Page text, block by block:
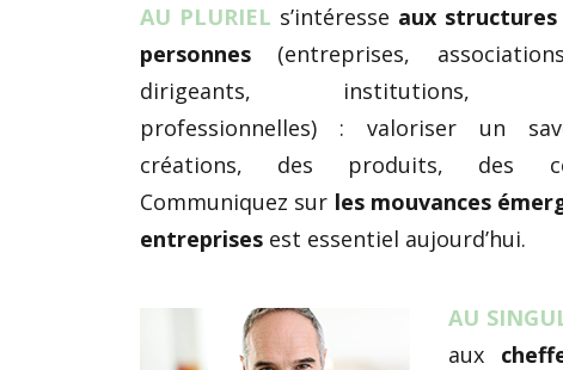
AU PLURIEL s’intéresse aux
personnes (entreprises,
dirigeants, institutions,
professionnelles) : valoriser un
créations, des produits, des
Communiquez sur les mouvances
entreprises est essentiel aujourd’hui.
AU
aux